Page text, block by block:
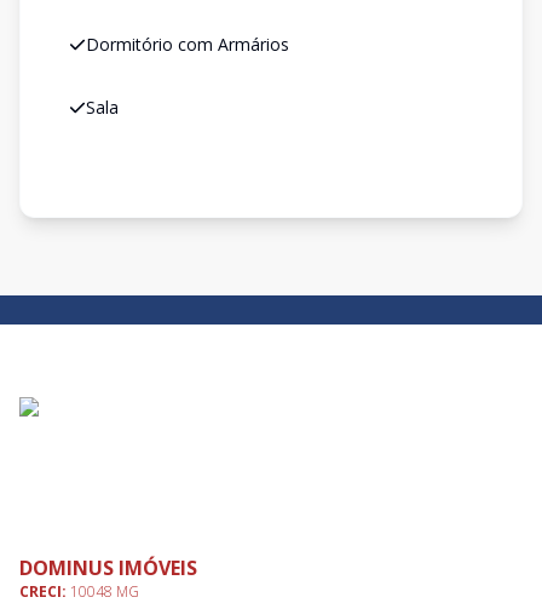
Dormitório com Armários
Sala
DOMINUS IMÓVEIS
CRECI: 10048 MG